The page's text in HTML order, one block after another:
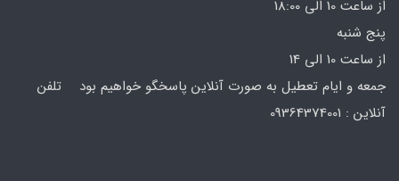
از ساعت 10 الی 18:00
پنج شنبه
از ساعت 10 الی 14
جمعه و ایام تعطیل به صورت آنلاین پاسخگو خواهیم بود تلفن